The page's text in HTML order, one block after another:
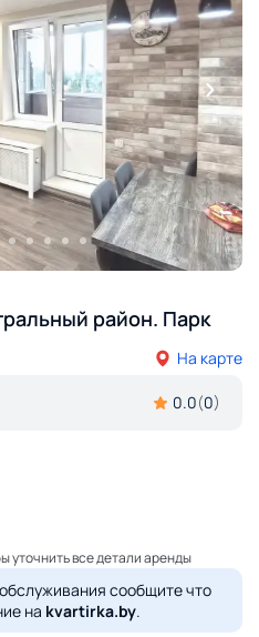
район. Парк
На карте
0.0(0)
уточнить все детали аренды
сообщите что
на kvartirka.by.